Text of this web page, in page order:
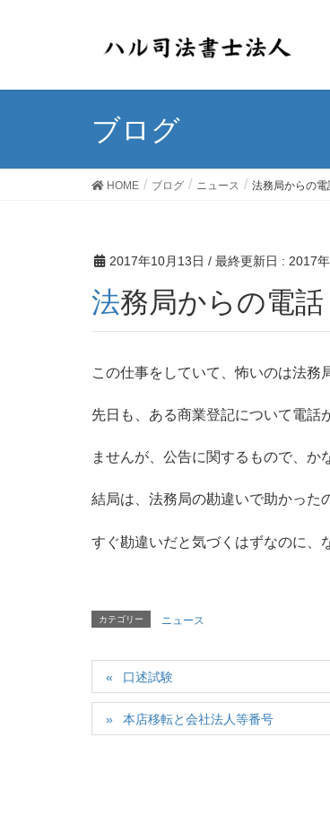
ブログ
HOME ブログ ニュース 法務局からの電
2017年10月13日 / 最終更新日 : 2017
法務局からの電話
この仕事をしていて、怖いのは法務
先日も、ある商業登記について電話
ませんが、公告に関するもので、か
結局は、法務局の勘違いで助かった
すぐ勘違いだと気づくはずなのに、
カテゴリー ニュース
口述試験
本店移転と会社法人等番号